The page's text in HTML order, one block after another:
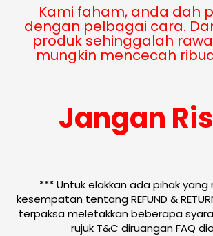
Kami faham, anda dah
dengan pelbagai cara.
produk sehinggalah
mungkin mencecah
Jangan
*** Untuk elakkan ada pihak
kesempatan tentang REFUND &
terpaksa meletakkan beberapa
rujuk T&C diruangan FAQ